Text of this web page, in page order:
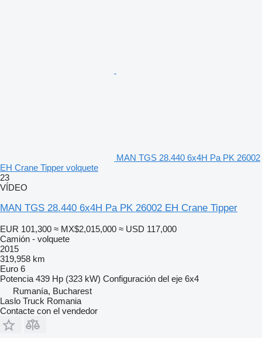
MAN TGS 28.440 6x4H Pa PK 26002
EH Crane Tipper volquete
23
VÍDEO
MAN TGS 28.440 6x4H Pa PK 26002 EH Crane Tipper
EUR 101,300 ≈ MX$2,015,000 ≈ USD 117,000
Camión - volquete
2015
319,958 km
Euro 6
Potencia 439 Hp (323 kW) Configuración del eje 6x4
Rumanía, Bucharest
Laslo Truck Romania
Contacte con el vendedor